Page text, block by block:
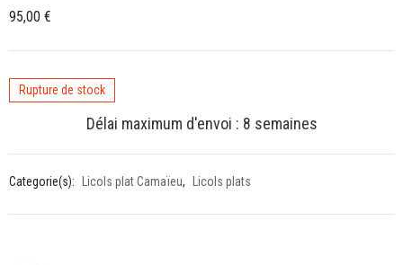
95,00 €
Rupture de stock
Délai maximum d'envoi : 8 semaines
Categorie(s): Licols plat Camaïeu, Licols plats